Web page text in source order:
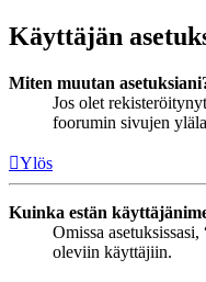
Käyttäjän
Miten muutan
Jos olet
foorumin sivujen
Ylös
Kuinka estän
Omissa
oleviin käyttäjiin.